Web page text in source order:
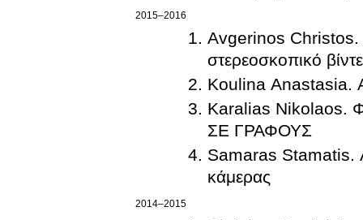
2015–2016
Avgerinos Christos.
στερεοσκοπικό
Koulina Anastasia.
Karalias
ΣΕ ΓΡΑΦΟΥΣ
Samaras Stamatis.
κάμερας
2014–2015